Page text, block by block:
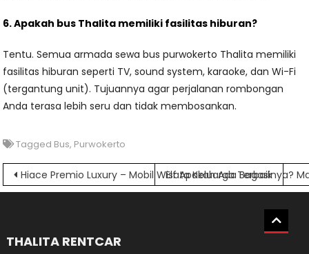
6. Apakah bus Thalita memiliki fasilitas hiburan?
Tentu. Semua armada sewa bus purwokerto Thalita memiliki
fasilitas hiburan seperti TV, sound system, karaoke, dan Wi-Fi
(tergantung unit). Tujuannya agar perjalanan rombongan
Anda terasa lebih seru dan tidak membosankan.
Tagged Bus, Purwokerto
Navigasi
Hiace Premio Luxury – Mobil Wisata Keluarga Terbaik
Elf Apakah Ada Bagasinya?
THALITA RENTCAR